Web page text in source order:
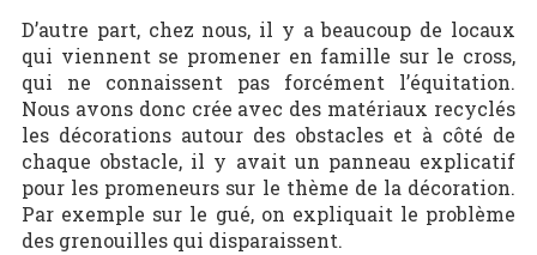
D’autre part, chez nous, il y a beaucoup de locaux
qui viennent se promener en famille sur le cross,
qui ne connaissent pas forcément l’équitation.
Nous avons donc crée avec des matériaux recyclés
les décorations autour des obstacles et à côté de
chaque obstacle, il y avait un panneau explicatif
pour les promeneurs sur le thème de la décoration.
Par exemple sur le gué, on expliquait le problème
des grenouilles qui disparaissent.